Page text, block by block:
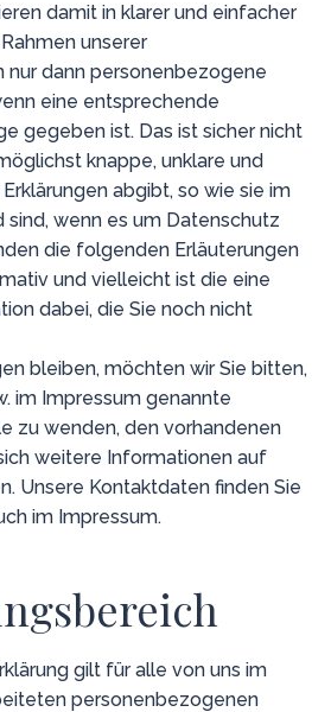
damit in klarer und einfacher
unserer
dann personenbezogene
eine entsprechende
gegeben ist. Das ist sicher nicht
knappe, unklare und
abgibt, so wie sie im
wenn es um Datenschutz
die folgenden Erläuterungen
und vielleicht ist die eine
dabei, die Sie noch nicht
bleiben, möchten wir Sie bitten,
im Impressum genannte
zu wenden, den vorhandenen
weitere Informationen auf
Unsere Kontaktdaten finden Sie
im Impressum.
gilt für alle von uns im
personenbezogenen